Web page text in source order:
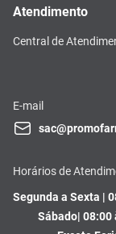
Atendimento
Central de
E-mail
Horários de
Segunda a Sexta |
Sábado| 08:00